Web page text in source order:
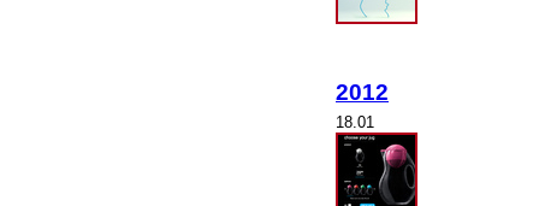
2012
18.01